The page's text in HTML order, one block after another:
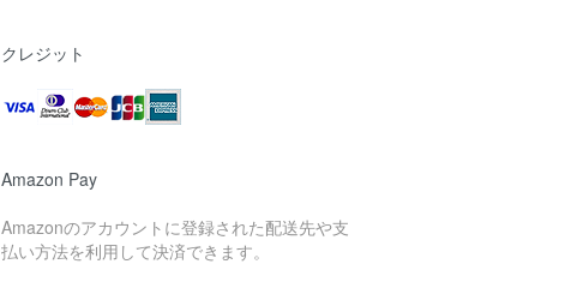
クレジット
Amazon Pay
Amazonのアカウントに登録された配送先や支
払い方法を利用して決済できます。